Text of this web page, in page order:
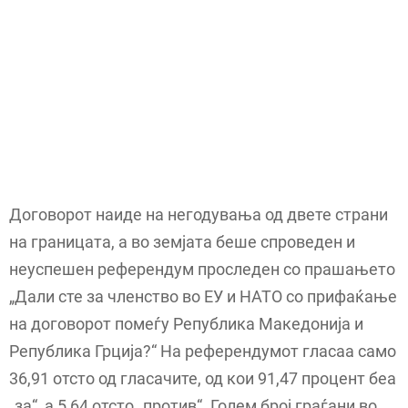
Договорот наиде на негодувања од двете страни
на границата, а во земјата беше спроведен и
неуспешен референдум проследен со прашањето
„Дали сте за членство во ЕУ и НАТО со прифаќање
на договорот помеѓу Република Македонија и
Република Грција?“ На референдумот гласаа само
36,91 отсто од гласачите, од кои 91,47 процент беа